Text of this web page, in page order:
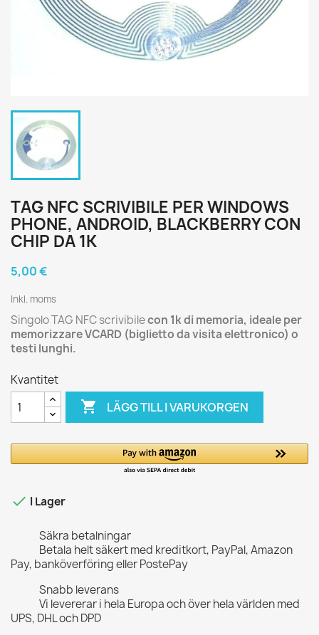
TAG NFC SCRIVIBILE PER WINDOWS
PHONE, ANDROID, BLACKBERRY CON
CHIP DA 1K
5,00 €
Inkl. moms
Singolo TAG NFC scrivibilecon 1k di memoria, ideale per
memorizzare VCARD (biglietto da visita elettronico) o
testi lunghi.
Kvantitet
 LÄGG TILL I VARUKORGEN
 I Lager
Säkra betalningar
Betala helt säkert med kreditkort, PayPal, Amazon
Pay, banköverföring eller PostePay
Snabb leverans
Vi levererar i hela Europa och över hela världen med
UPS, DHL och DPD